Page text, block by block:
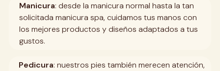
Manicura: desde la manicura normal hasta la tan
solicitada manicura spa, cuidamos tus manos con
los mejores productos y diseños adaptados a tus
gustos.
Pedicura: nuestros pies también merecen atención,